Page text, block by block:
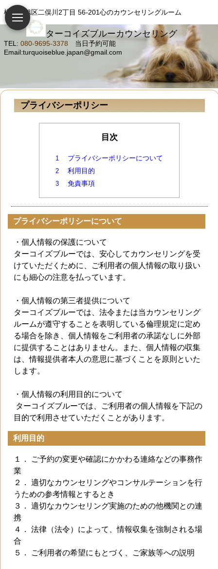
横浜市旭区二俣川2丁目 56-201心のカウンセリングルーム
ターコイズブルーカウンセリング
TEL: 080-9695-3378 当日予約可能
Email:turquoiseblue.japan@gmail.com
プライバシーポリシー
目次
1 プライバシーポリシーについて
2 利用目的
3 免責事項
プライバシーポリシーについて
・個人情報の保護について
ターコイズブルーでは、安心してカウンセリングを受
けていただくために、ご利用者の個人情報の取り扱い
にも細心の注意を払っています。
・個人情報の第三者提供について
ターコイズブルーでは、法令または当カウンセリング
ルームが遵守することを表明している倫理規定に定め
る場合を除き、個人情報をご利用者の承諾なしに外部
に提供することはありません。また、個人情報の収集
は、情報提供者本人の意思に基づくことを原則といた
します。
・個人情報の利用目的について
ターコイズブルーでは、ご利用者の個人情報を下記の
目的で利用させていただくことがあります。
利用目的
１． ご予約の変更や確認にかかわる連絡などの事務作
業
２． 適切なカウンセリングやコンサルテーションを行
うための参考情報とするとき
３． 適切なカウンセリング実施のための他機関との連
携
４． 法律（法令）によって、情報収集を強制される場
合
５． ご利用者の希望にもとづく、ご家族等への説明